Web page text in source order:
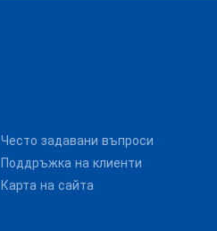
Често задавани въпроси
Поддръжка на клиенти
Карта на сайта